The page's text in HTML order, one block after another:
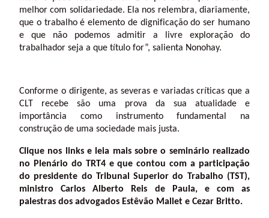
melhor com solidariedade. Ela nos relembra, diariamente,
que o trabalho é elemento de dignificação do ser humano
e que não podemos admitir a livre exploração do
trabalhador seja a que título for”, salienta Nonohay.
Conforme o dirigente, as severas e variadas críticas que a
CLT recebe são uma prova da sua atualidade e
importância como instrumento fundamental na
construção de uma sociedade mais justa.
Clique nos links e leia mais sobre o seminário realizado
no Plenário do TRT4 e que contou com a participação
do presidente do Tribunal Superior do Trabalho (TST),
ministro Carlos Alberto Reis de Paula, e com as
palestras dos advogados Estêvão Mallet e Cezar Britto.